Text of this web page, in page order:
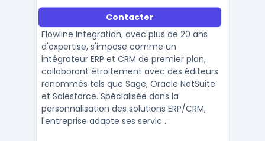
Contacter
Flowline Integration, avec plus de 20 ans
d'expertise, s'impose comme un
intégrateur ERP et CRM de premier plan,
collaborant étroitement avec des éditeurs
renommés tels que Sage, Oracle NetSuite
et Salesforce. Spécialisée dans la
personnalisation des solutions ERP/CRM,
l'entreprise adapte ses servic ...